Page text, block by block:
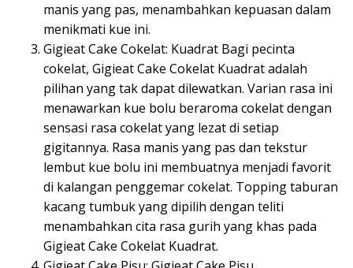
manis yang pas, menambahkan kepuasan dalam
menikmati kue ini.
Gigieat Cake Cokelat: Kuadrat Bagi pecinta
cokelat, Gigieat Cake Cokelat Kuadrat adalah
pilihan yang tak dapat dilewatkan. Varian rasa ini
menawarkan kue bolu beraroma cokelat dengan
sensasi rasa cokelat yang lezat di setiap
gigitannya. Rasa manis yang pas dan tekstur
lembut kue bolu ini membuatnya menjadi favorit
di kalangan penggemar cokelat. Topping taburan
kacang tumbuk yang dipilih dengan teliti
menambahkan cita rasa gurih yang khas pada
Gigieat Cake Cokelat Kuadrat.